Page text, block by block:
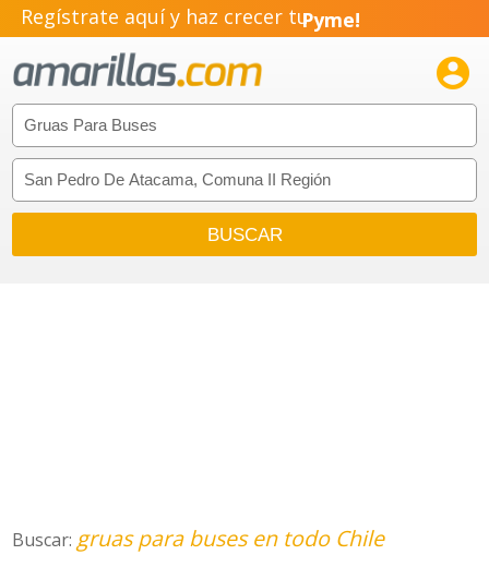
Regístrate aquí y haz crecer tuPyme!
Emprendimiento!

Buscar: gruas para buses en todo Chile